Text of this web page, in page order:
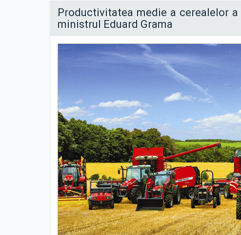
Productivitatea medie a cerealelor
ministrul Eduard Grama